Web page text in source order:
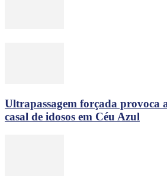
Ultrapassagem forçada provoca
casal de idosos em Céu Azul